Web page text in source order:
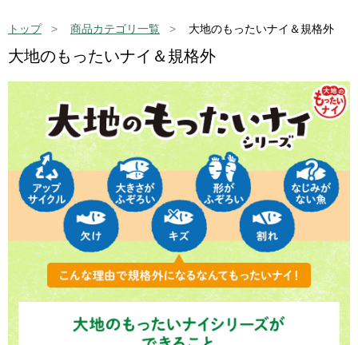
トップ 商品カテゴリ一覧 大地のもったいナイ＆規格外
大地のもったいナイ＆規格外